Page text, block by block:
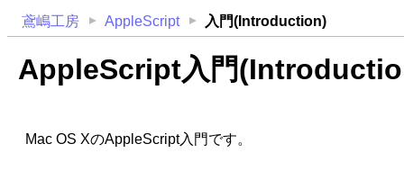
鳶嶋工房 AppleScript 入門(Introduction)
AppleScript入門
Mac OS XのAppleScript入門です。